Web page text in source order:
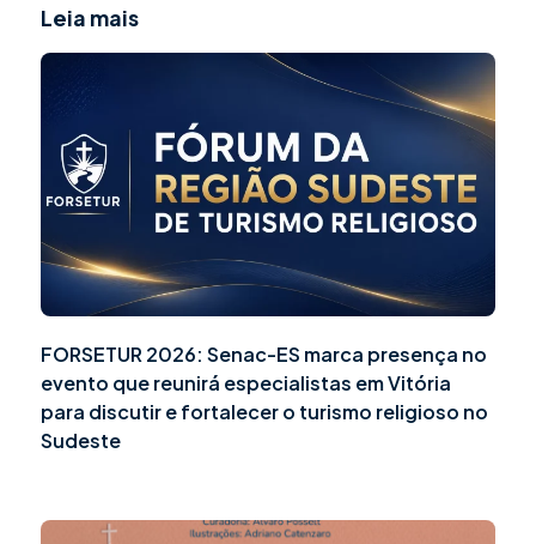
Leia mais
FORSETUR 2026: Senac-ES marca presença no
evento que reunirá especialistas em Vitória
para discutir e fortalecer o turismo religioso no
Sudeste